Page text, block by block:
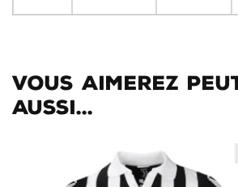
Vous aimerez
aussi...